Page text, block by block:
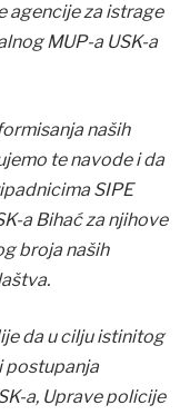
agencije za istrage
MUP-a USK-a
naših
te navode i da
SIPE
a Bihać za njihove
broja naših
da u cilju istinitog
postupanja
a, Uprave policije